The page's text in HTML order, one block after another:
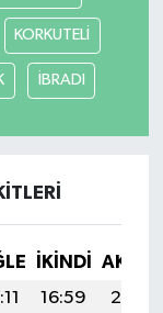
KORKUTELİ
İBRADI
İKINDI
16:59
20:19